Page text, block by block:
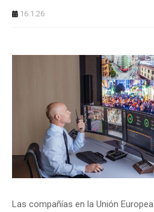
16.1.26
Las compañías en la Unión